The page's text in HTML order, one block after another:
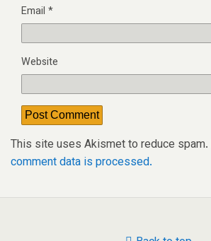
Email *
Website
This site uses Akismet to reduce spam.
comment data is processed.